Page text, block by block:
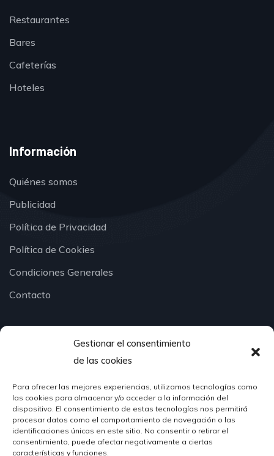
Gestionar el consentimiento
de las cookies
Para ofrecer las mejores experiencias, utilizamos tecnologías como
las cookies para almacenar y/o acceder a la información del
dispositivo. El consentimiento de estas tecnologías nos permitirá
procesar datos como el comportamiento de navegación o las
identificaciones únicas en este sitio. No consentir o retirar el
consentimiento, puede afectar negativamente a ciertas
características y funciones.
Restaurantes
Bares
Cafeterías
Hoteles
Información
Quiénes somos
Publicidad
Política de Privacidad
Política de Cookies
Condiciones Generales
Contacto
¿Hablamos?
624 51 12 10
info@hosteleriasantander.com